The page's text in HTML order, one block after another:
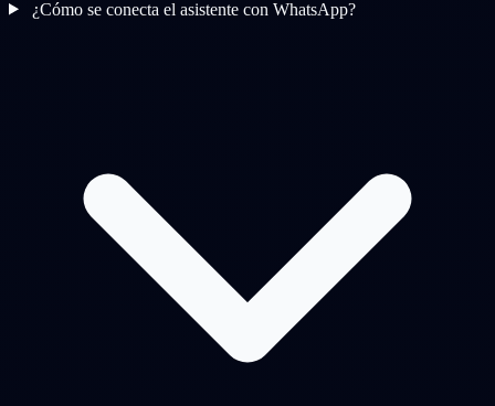
¿Cómo se conecta el asistente con WhatsApp?